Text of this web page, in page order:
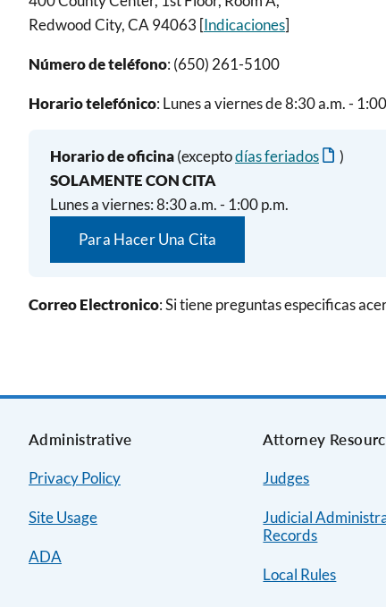
Redwood City, CA 94063 [Indicaciones]
Número de teléfono: (650) 261-5100
Horario telefónico: Lunes a viernes de 8:30 a.m. -
Horario de oficina(exceptodías feriados
)
SOLAMENTE CON CITA
Lunes a viernes: 8:30 a.m. - 1:00 p.m.
Para Hacer Una Cita
Correo Electronico: Si tiene preguntas especificas
Administrative
Privacy Policy
Site Usage
ADA
Attorney
Judges
Judicial
Records
Local Rules